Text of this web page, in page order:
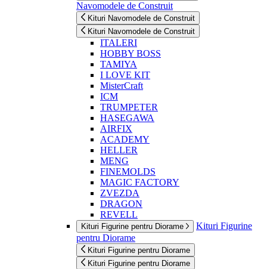
Navomodele de Construit
Kituri Navomodele de Construit
Kituri Navomodele de Construit
ITALERI
HOBBY BOSS
TAMIYA
I LOVE KIT
MisterCraft
ICM
TRUMPETER
HASEGAWA
AIRFIX
ACADEMY
HELLER
MENG
FINEMOLDS
MAGIC FACTORY
ZVEZDA
DRAGON
REVELL
Kituri Figurine pentru Diorame
Kituri Figurine
pentru Diorame
Kituri Figurine pentru Diorame
Kituri Figurine pentru Diorame